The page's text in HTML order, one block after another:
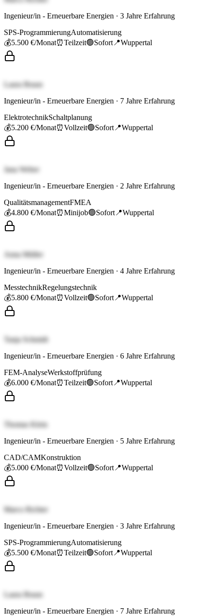
Ingenieur/in - Erneuerbare Energien · 3 Jahre Erfahrung
SPS-ProgrammierungAutomatisierung
💰5.500 €/Monat⏰Teilzeit🟢Sofort 📍Wuppertal
Laura Braun
Ingenieur/in - Erneuerbare Energien · 7 Jahre Erfahrung
ElektrotechnikSchaltplanung
💰5.200 €/Monat⏰Vollzeit🟢Sofort 📍Wuppertal
Jana Weber
Ingenieur/in - Erneuerbare Energien · 2 Jahre Erfahrung
QualitätsmanagementFMEA
💰4.800 €/Monat⏰Minijob🟢Sofort 📍Wuppertal
Anna Müller
Ingenieur/in - Erneuerbare Energien · 4 Jahre Erfahrung
MesstechnikRegelungstechnik
💰5.800 €/Monat⏰Vollzeit🟢Sofort 📍Wuppertal
Tanja Schmidt
Ingenieur/in - Erneuerbare Energien · 6 Jahre Erfahrung
FEM-AnalyseWerkstoffprüfung
💰6.000 €/Monat⏰Teilzeit🟢Sofort 📍Wuppertal
Thomas Klein
Ingenieur/in - Erneuerbare Energien · 5 Jahre Erfahrung
CAD/CAMKonstruktion
💰5.000 €/Monat⏰Vollzeit🟢Sofort 📍Wuppertal
Marco Richter
Ingenieur/in - Erneuerbare Energien · 3 Jahre Erfahrung
SPS-ProgrammierungAutomatisierung
💰5.500 €/Monat⏰Teilzeit🟢Sofort 📍Wuppertal
Laura Braun
Ingenieur/in - Erneuerbare Energien · 7 Jahre Erfahrung